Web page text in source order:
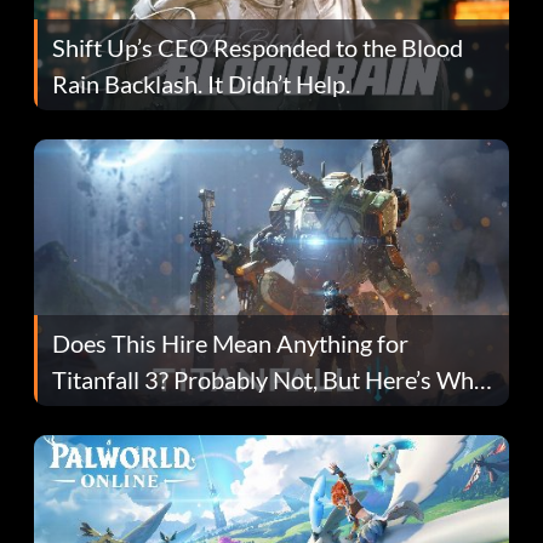
Shift Up’s CEO Responded to the Blood
Rain Backlash. It Didn’t Help.
Does This Hire Mean Anything for
Titanfall 3? Probably Not, But Here’s Why
Fans Are Hopeful